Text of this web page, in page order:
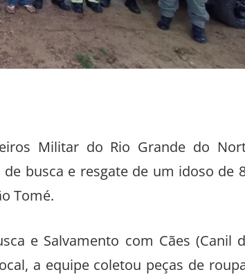
Militar do Rio Grande do
busca e resgate de um idoso de
Tomé.
e Salvamento com Cães (Canil
a equipe coletou peças de